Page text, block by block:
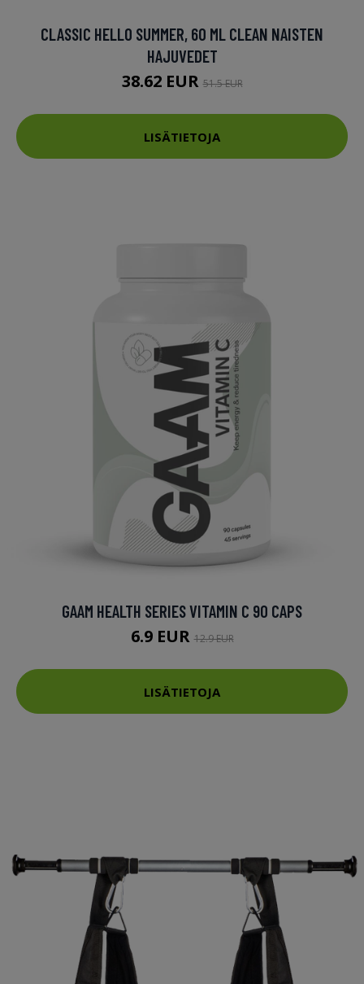
CLASSIC HELLO SUMMER, 60 ML CLEAN NAISTEN
HAJUVEDET
38.62 EUR51.5 EUR
LISÄTIETOJA
GAAM HEALTH SERIES VITAMIN C 90 CAPS
6.9 EUR12.9 EUR
LISÄTIETOJA